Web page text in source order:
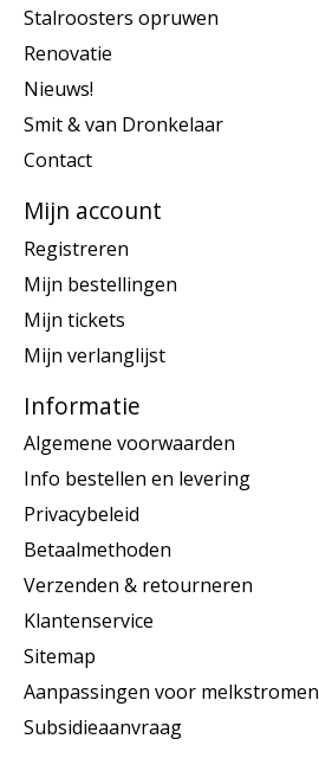
Stalroosters opruwen
Renovatie
Nieuws!
Smit & van Dronkelaar
Contact
Mijn account
Registreren
Mijn bestellingen
Mijn tickets
Mijn verlanglijst
Informatie
Algemene voorwaarden
Info bestellen en levering
Privacybeleid
Betaalmethoden
Verzenden & retourneren
Klantenservice
Sitemap
Aanpassingen voor melkstromen
Subsidieaanvraag